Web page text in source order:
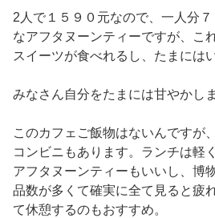
2人で１５９０元なので、一人分
なアフタヌーンティーですが、こ
スイーツが食べれるし、たまには
みなさん自分をたまには甘やかし
このカフェご飯物はないんですが
コンビニもあります。ランチは軽
アフタヌーンティーもいいし、博
品数が多くて確実に全て見ると疲
て休憩するのもおすすめ。